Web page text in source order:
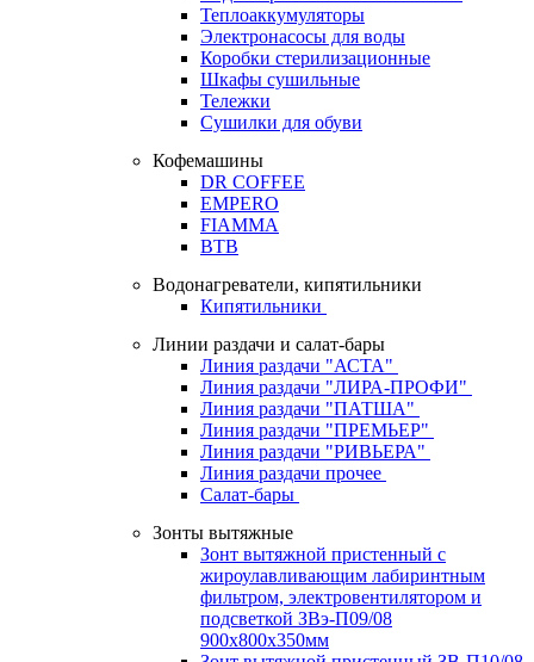
Теплоаккумуляторы
Электронасосы для воды
Коробки стерилизационные
Шкафы сушильные
Тележки
Сушилки для обуви
Кофемашины
DR COFFEE
EMPERO
FIAMMA
BTB
Водонагреватели, кипятильники
Кипятильники
Линии раздачи и салат-бары
Линия раздачи "АСТА"
Линия раздачи "ЛИРА-ПРОФИ"
Линия раздачи "ПАТША"
Линия раздачи "ПРЕМЬЕР"
Линия раздачи "РИВЬЕРА"
Линия раздачи прочее
Салат-бары
Зонты вытяжные
Зонт вытяжной пристенный с
жироулавливающим лабиринтным
фильтром, электровентилятором и
подсветкой ЗВэ-П09/08
900х800х350мм